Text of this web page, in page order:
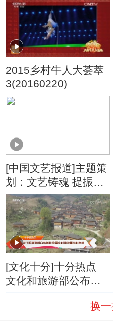
2015乡村牛人大荟萃
3(20160220)
[中国文艺报道]主题策
划：文艺铸魂 提振乡
村“精气神”
[文化十分]十分热点
文化和旅游部公布首
换